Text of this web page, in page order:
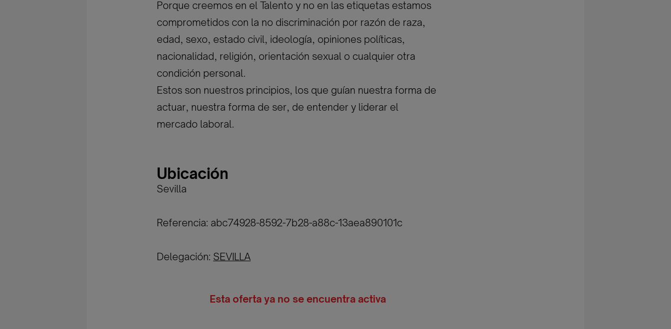
Porque creemos en el Talento y no en las etiquetas estamos
comprometidos con la no discriminación por razón de raza,
edad, sexo, estado civil, ideología, opiniones políticas,
nacionalidad, religión, orientación sexual o cualquier otra
condición personal.
Estos son nuestros principios, los que guían nuestra forma de
actuar, nuestra forma de ser, de entender y liderar el
mercado laboral.
Ubicación
Sevilla
Referencia: abc74928-8592-7b28-a88c-13aea890101c
Delegación: SEVILLA
Esta oferta ya no se encuentra activa